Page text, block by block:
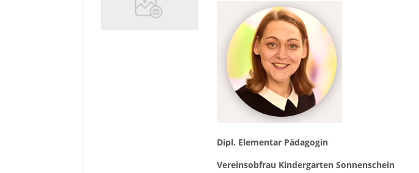
Dipl. Elementar Pädagogin
Vereinsobfrau Kindergarten Sonnenschein